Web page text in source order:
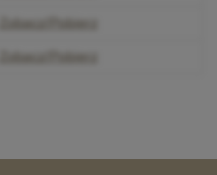
Zobacz/Pobierz
Zobacz/Pobierz